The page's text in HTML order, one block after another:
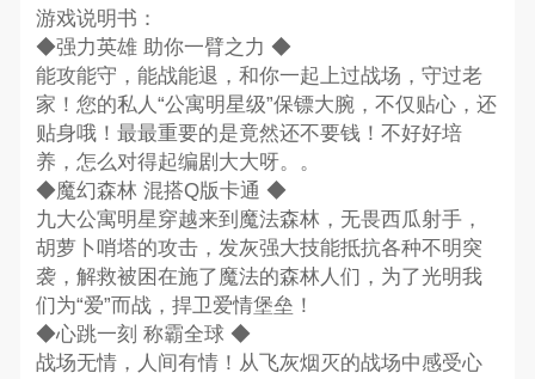
游戏说明书：
◆强力英雄 助你一臂之力 ◆
能攻能守，能战能退，和你一起上过战场，守过老
家！您的私人“公寓明星级”保镖大腕，不仅贴心，还
贴身哦！最最重要的是竟然还不要钱！不好好培
养，怎么对得起编剧大大呀。。
◆魔幻森林 混搭Q版卡通 ◆
九大公寓明星穿越来到魔法森林，无畏西瓜射手，
胡萝卜哨塔的攻击，发灰强大技能抵抗各种不明突
袭，解救被困在施了魔法的森林人们，为了光明我
们为“爱”而战，捍卫爱情堡垒！
◆心跳一刻 称霸全球 ◆
战场无情，人间有情！从飞灰烟灭的战场中感受心